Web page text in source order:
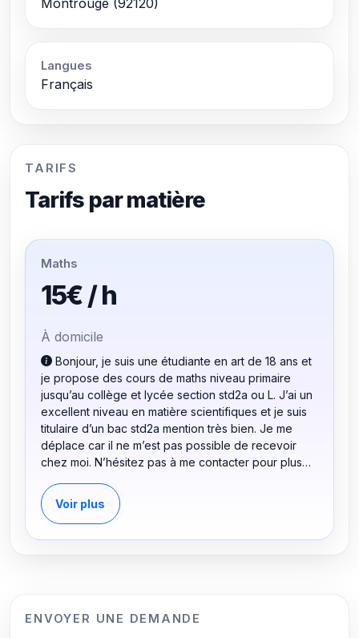
Montrouge (92120)
Langues
Français
TARIFS
Tarifs par matière
Maths
15€ / h
À domicile
Bonjour, je suis une étudiante en art de 18 ans et
je propose des cours de maths niveau primaire
jusqu’au collège et lycée section std2a ou L. J’ai un
excellent niveau en matière scientifiques et je suis
titulaire d’un bac std2a mention très bien. Je me
déplace car il ne m’est pas possible de recevoir
chez moi. N’hésitez pas à me contacter pour plus
Voir plus
ENVOYER UNE DEMANDE